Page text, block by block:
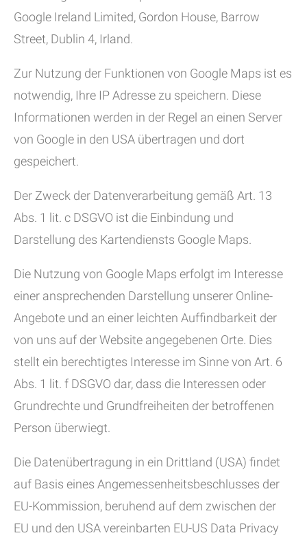
Google Ireland Limited, Gordon House, Barrow
Street, Dublin 4, Irland.
Zur Nutzung der Funktionen von Google Maps ist es
notwendig, Ihre IP Adresse zu speichern. Diese
Informationen werden in der Regel an einen Server
von Google in den USA übertragen und dort
gespeichert.
Der Zweck der Datenverarbeitung gemäß Art. 13
Abs. 1 lit. c DSGVO ist die Einbindung und
Darstellung des Kartendiensts Google Maps.
Die Nutzung von Google Maps erfolgt im Interesse
einer ansprechenden Darstellung unserer Online-
Angebote und an einer leichten Auffindbarkeit der
von uns auf der Website angegebenen Orte. Dies
stellt ein berechtigtes Interesse im Sinne von Art. 6
Abs. 1 lit. f DSGVO dar, dass die Interessen oder
Grundrechte und Grundfreiheiten der betroffenen
Person überwiegt.
Die Datenübertragung in ein Drittland (USA) findet
auf Basis eines Angemessenheitsbeschlusses der
EU-Kommission, beruhend auf dem zwischen der
EU und den USA vereinbarten EU-US Data Privacy